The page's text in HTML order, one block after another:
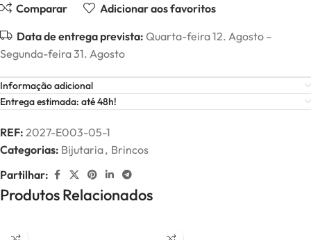
Comparar Adicionar aos favoritos
Data de entrega prevista: Quarta-feira 12. Agosto –
Segunda-feira 31. Agosto
Informação adicional
Entrega estimada: até 48h!
REF: 2027-E003-05-1
Categorias: Bijutaria, Brincos
Partilhar:
Produtos Relacionados